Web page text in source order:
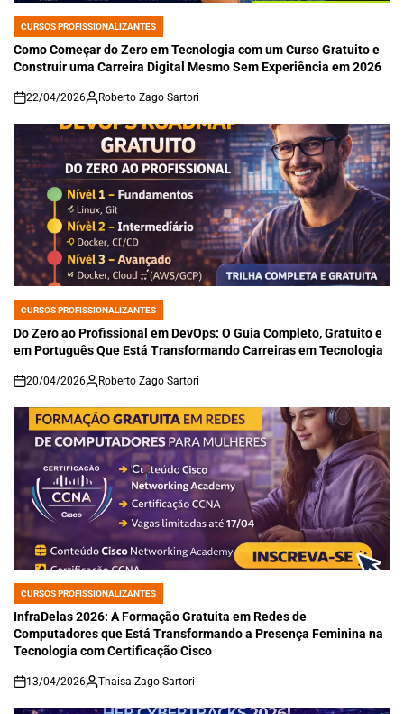
POSTED
IN
CURSOS PROFISSIONALIZANTES
Como Começar do Zero em Tecnologia com um Curso Gratuito e
Construir uma Carreira Digital Mesmo Sem Experiência em 2026
on
22/04/2026 Roberto Zago Sartori
POSTED
IN
CURSOS PROFISSIONALIZANTES
Do Zero ao Profissional em DevOps: O Guia Completo, Gratuito e
em Português Que Está Transformando Carreiras em Tecnologia
on
20/04/2026 Roberto Zago Sartori
POSTED
IN
CURSOS PROFISSIONALIZANTES
InfraDelas 2026: A Formação Gratuita em Redes de
Computadores que Está Transformando a Presença Feminina na
Tecnologia com Certificação Cisco
on
13/04/2026 Thaisa Zago Sartori